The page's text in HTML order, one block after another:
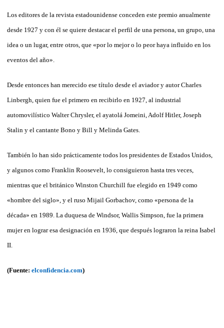
Los editores de la revista estadounidense conceden este premio anualmente
desde 1927 y con él se quiere destacar el perfil de una persona, un grupo, una
idea o un lugar, entre otros, que «por lo mejor o lo peor haya influido en los
eventos del año».
Desde entonces han merecido ese título desde el aviador y autor Charles
Linbergh, quien fue el primero en recibirlo en 1927, al industrial
automovilístico Walter Chrysler, el ayatolá Jomeini, Adolf Hitler, Joseph
Stalin y el cantante Bono y Bill y Melinda Gates.
También lo han sido prácticamente todos los presidentes de Estados Unidos,
y algunos como Franklin Roosevelt, lo consiguieron hasta tres veces,
mientras que el británico Winston Churchill fue elegido en 1949 como
«hombre del siglo», y el ruso Mijail Gorbachov, como «persona de la
década» en 1989. La duquesa de Windsor, Wallis Simpson, fue la primera
mujer en lograr esa designación en 1936, que después lograron la reina Isabel
II.
(Fuente: elconfidencia.com)